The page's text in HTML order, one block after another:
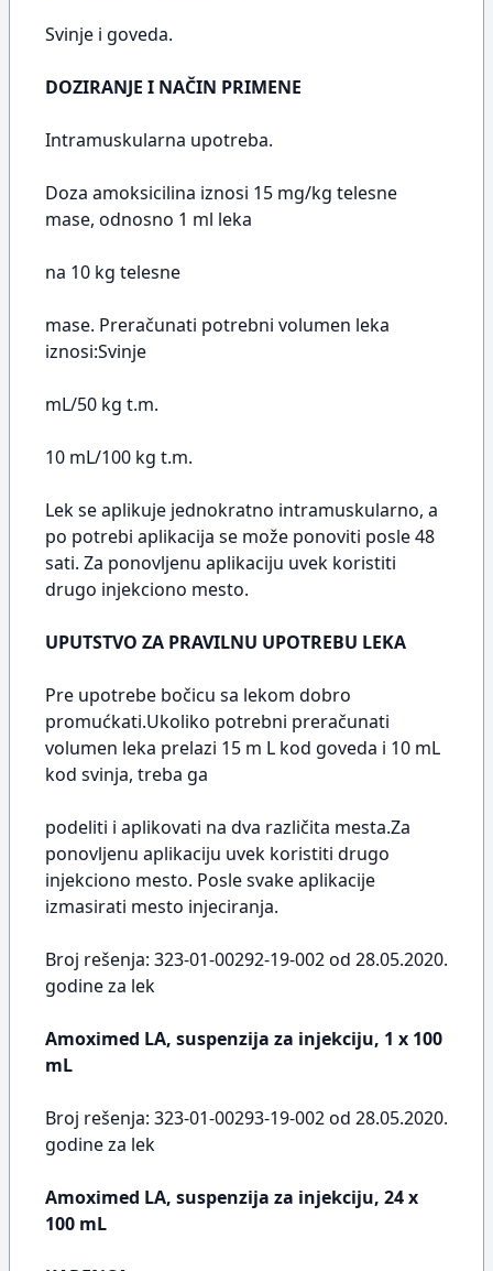
Svinje i goveda.
DOZIRANJE I NAČIN PRIMENE
Intramuskularna upotreba.
Doza amoksicilina iznosi 15 mg/kg telesne
mase, odnosno 1 ml leka
na 10 kg telesne
mase. Preračunati potrebni volumen leka
iznosi:Svinje
mL/50 kg t.m.
10 mL/100 kg t.m.
Lek se aplikuje jednokratno intramuskularno, a
po potrebi aplikacija se može ponoviti posle 48
sati. Za ponovljenu aplikaciju uvek koristiti
drugo injekciono mesto.
UPUTSTVO ZA PRAVILNU UPOTREBU LEKA
Pre upotrebe bočicu sa lekom dobro
promućkati.Ukoliko potrebni preračunati
volumen leka prelazi 15 m L kod goveda i 10 mL
kod svinja, treba ga
podeliti i aplikovati na dva različita mesta.Za
ponovljenu aplikaciju uvek koristiti drugo
injekciono mesto. Posle svake aplikacije
izmasirati mesto injeciranja.
Broj rešenja: 323-01-00292-19-002 od 28.05.2020.
godine za lek
Amoximed LA, suspenzija za injekciju, 1 x 100
mL
Broj rešenja: 323-01-00293-19-002 od 28.05.2020.
godine za lek
Amoximed LA, suspenzija za injekciju, 24 x
100 mL